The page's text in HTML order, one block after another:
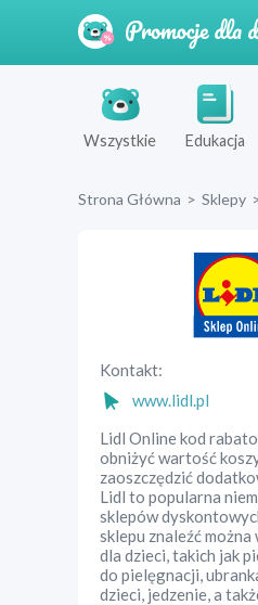
Wszystkie Edukacja
Strona Główna > Sklepy
Kontakt:
www.lidl.pl
Lidl Online kod
obniżyć wartość
zaoszczędzić
Lidl to popularna
sklepów
sklepu znaleźć
dla dzieci, takich jak
do pielęgnacji,
dzieci, jedzenie, a